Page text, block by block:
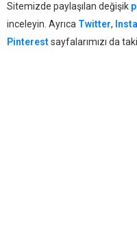
Sitemizde paylaşılan değişik
inceleyin. Ayrıca Twitter,
Pinterestsayfalarımızı da